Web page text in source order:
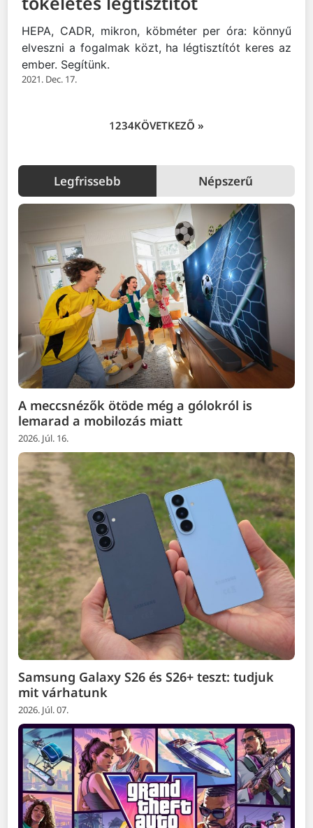
HEPA, CADR, mikron, köbméter per óra: könnyű
elveszni a fogalmak közt, ha légtisztítót keres az
ember. Segítünk.
2021. Dec. 17.
1234KÖVETKEZŐ »
Legfrissebb Népszerű
A meccsnézők ötöde még a gólokról is
lemarad a mobilozás miatt
2026. Júl. 16.
Samsung Galaxy S26 és S26+ teszt: tudjuk
mit várhatunk
2026. Júl. 07.